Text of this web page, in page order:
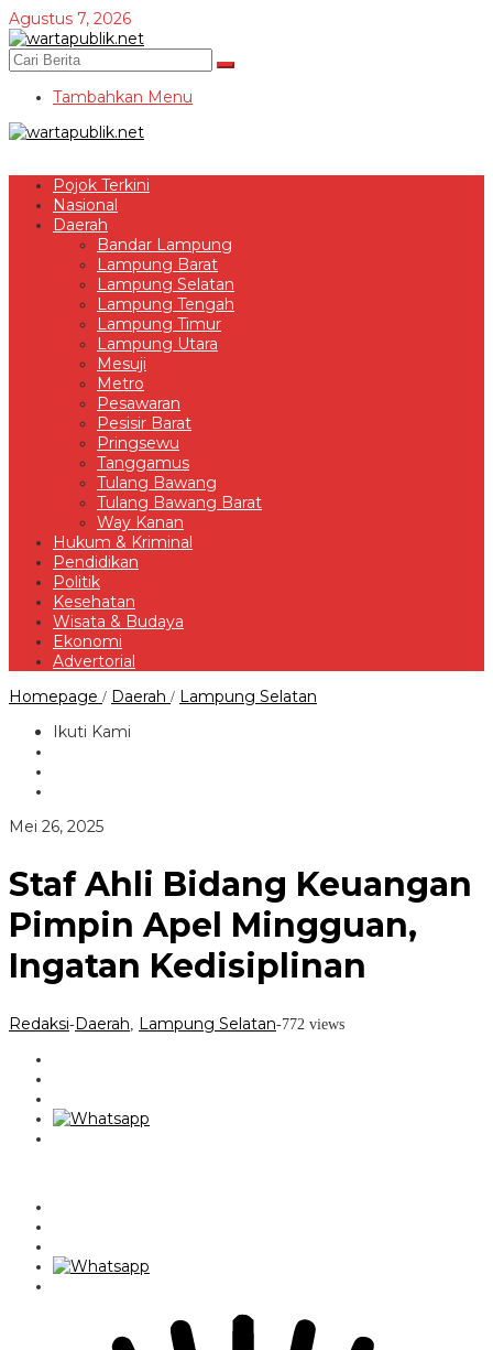
Lewati
ke
konten
Agustus 7, 2026
Tambahkan Menu
Pojok Terkini
Nasional
Daerah
Bandar Lampung
Lampung Barat
Lampung Selatan
Lampung Tengah
Lampung Timur
Lampung Utara
Mesuji
Metro
Pesawaran
Pesisir Barat
Pringsewu
Tanggamus
Tulang Bawang
Tulang Bawang Barat
Way Kanan
Hukum & Kriminal
Pendidikan
Politik
Kesehatan
Wisata & Budaya
Ekonomi
Advertorial
Homepage / Daerah / Lampung Selatan
Ikuti Kami
Mei 26, 2025oleh
Staf Ahli Bidang Keuangan
Pimpin Apel Mingguan,
Ingatan Kedisiplinan
Redaksi-Daerah Lampung Selatan-772 views